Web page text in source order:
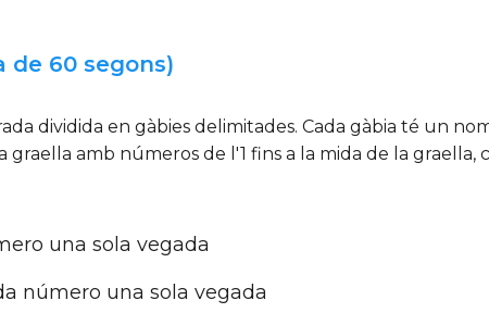
de 60 segons)
dividida en gàbies delimitades. Cada gàbia té un
graella amb números de l'1 fins a la mida de la
una sola vegada
número una sola vegada